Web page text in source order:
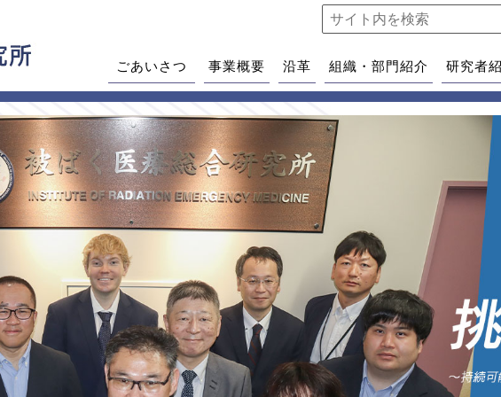
ごあいさつ 事業概要 沿革 組織・部門紹介 研究者